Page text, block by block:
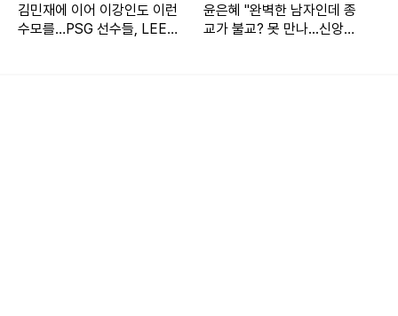
김민재에 이어 이강인도 이런
수모를…PSG 선수들, LEE
윤은혜 "완벽한 남자인데 종
교가 불교? 못 만나...신앙심